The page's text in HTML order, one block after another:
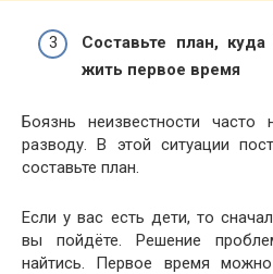
Составьте план,
жить первое время
Боязнь неизвестности
разводу. В этой ситуации
составьте план.
Если у вас есть дети, то
вы пойдёте. Решение
найтись. Первое время